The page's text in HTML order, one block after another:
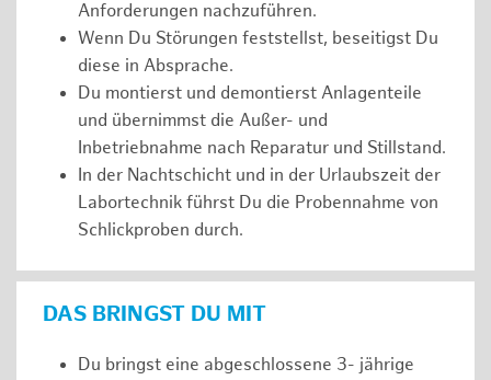
Anforderungen nachzuführen.
Wenn Du Störungen feststellst, beseitigst Du
diese in Absprache.
Du montierst und demontierst Anlagenteile
und übernimmst die Außer- und
Inbetriebnahme nach Reparatur und Stillstand.
In der Nachtschicht und in der Urlaubszeit der
Labortechnik führst Du die Probennahme von
Schlickproben durch.
DAS BRINGST DU MIT
Du bringst eine abgeschlossene 3- jährige